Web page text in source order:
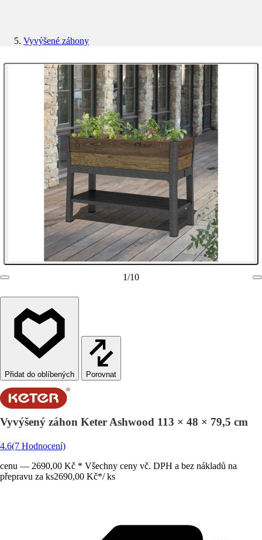
Vyvýšené záhony
1/10
Porovnat
Vyvýšený záhon Keter Ashwood 113 × 48 × 79,5 cm
4.6(7 Hodnocení)
cenu — 2690,00 Kč * Všechny ceny vč. DPH a bez nákladů na
přepravu za ks2690,00 Kč*/ ks